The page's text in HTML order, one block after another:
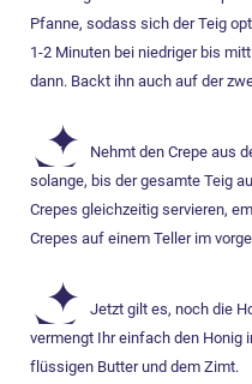
Pfanne, sodass sich der Teig
1-2 Minuten bei niedriger bis
dann. Backt ihn auch auf der
Nehmt den Crepe aus
solange, bis der gesamte Teig
Crepes gleichzeitig servieren,
Crepes auf einem Teller im
Jetzt gilt es, noch die
vermengt Ihr einfach den Honig
flüssigen Butter und dem Zimt.